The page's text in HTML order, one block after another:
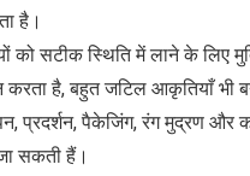
है।
को सटीक स्थिति में लाने के लिए
करता है, बहुत जटिल आकृतियाँ भी
प्रदर्शन, पैकेजिंग, रंग मुद्रण और
सकती हैं।